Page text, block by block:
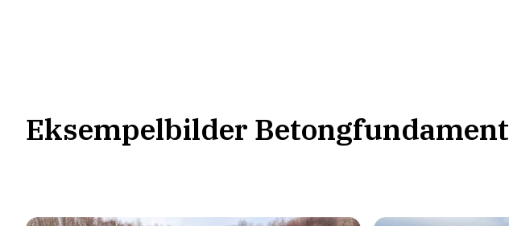
Eksempelbilder Betongfundament